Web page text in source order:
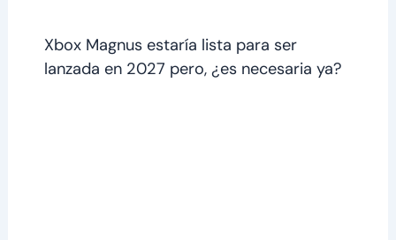
Xbox Magnus estaría lista para ser
lanzada en 2027 pero, ¿es necesaria ya?